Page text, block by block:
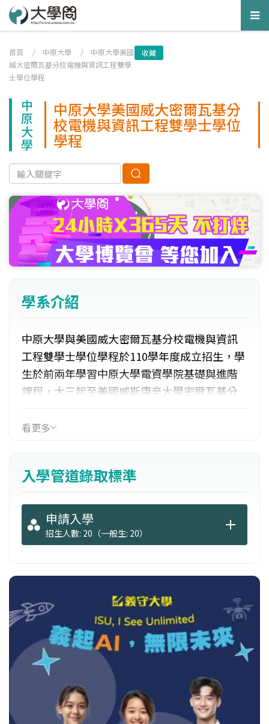
首頁 / 中原大學 / 中原大學美國
威大密爾瓦基分校電機與資訊工程雙學
士學位學程
收藏
中
原
大
學
中原大學美國威大密爾瓦基分
校電機與資訊工程雙學士學位
學程
學系介紹
中原大學與美國威大密爾瓦基分校電機與資訊
工程雙學士學位學程於110學年度成立招生，學
生於前兩年學習中原大學電資學院基礎與進階
課程，大三起至美國威斯康辛大學密爾瓦基分
全球型專業人才，使學生接軌國際，四年即可
達到威斯康辛大學密爾瓦基分校的要求，方可
出國繼續大三之課程。因此，本學程安排英語
檢定證照考試輔導機制，並且採用全英語授
課。
看更多
入學管道錄取標準
申請入學
招生人數: 20（一般生: 20）